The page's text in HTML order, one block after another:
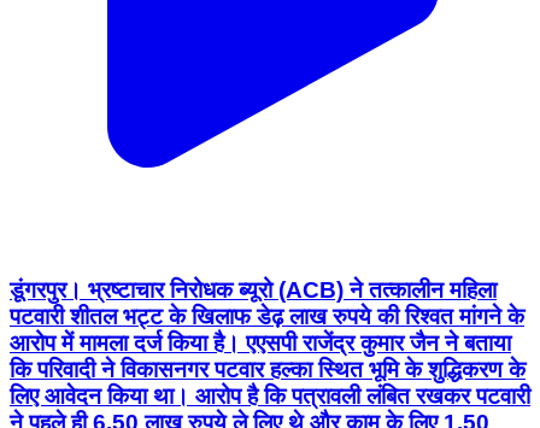
डूंगरपुर। भ्रष्टाचार निरोधक ब्यूरो (ACB) ने तत्कालीन महिला
पटवारी शीतल भट्ट के खिलाफ डेढ़ लाख रुपये की रिश्वत मांगने के
आरोप में मामला दर्ज किया है। एएसपी राजेंद्र कुमार जैन ने बताया
कि परिवादी ने विकासनगर पटवार हल्का स्थित भूमि के शुद्धिकरण के
लिए आवेदन किया था। आरोप है कि पत्रावली लंबित रखकर पटवारी
ने पहले ही 6.50 लाख रुपये ले लिए थे और काम के लिए 1.50